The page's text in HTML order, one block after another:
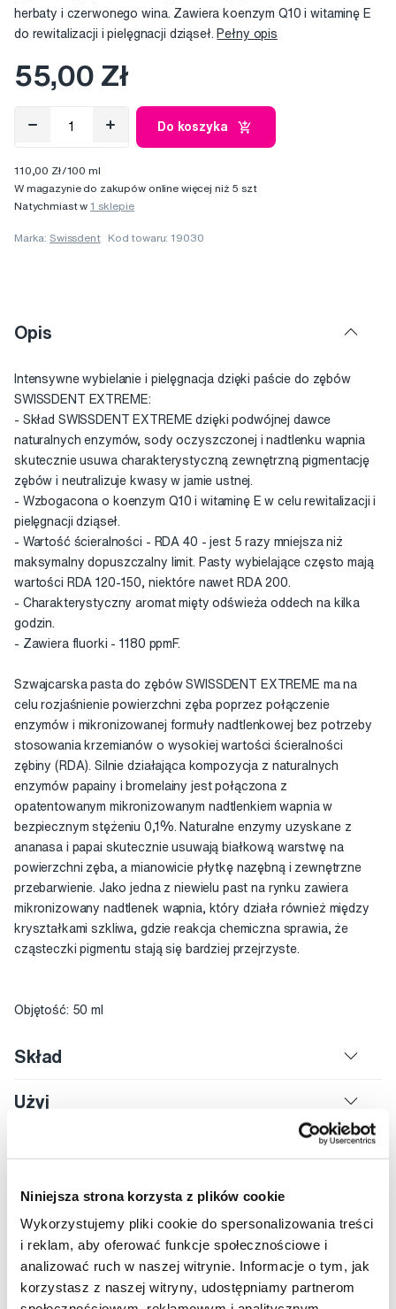
Niniejsza strona korzysta z plików cookie
Wykorzystujemy pliki cookie do spersonalizowania treści
i reklam, aby oferować funkcje społecznościowe i
analizować ruch w naszej witrynie. Informacje o tym, jak
korzystasz z naszej witryny, udostępniamy partnerom
herbaty i czerwonego wina. Zawiera koenzym Q10 i witaminę E
do rewitalizacji i pielęgnacji dziąseł. Pełny opis
55,00 Zł
Do koszyka
110,00 Zł/100 ml
W magazynie do zakupów online więcej niż 5 szt
Natychmiast w1 sklepie
Marka:Swissdent Kod towaru: 19030
Opis
Intensywne wybielanie i pielęgnacja dzięki paście do zębów
SWISSDENT EXTREME:
- Skład SWISSDENT EXTREME dzięki podwójnej dawce
naturalnych enzymów, sody oczyszczonej i nadtlenku wapnia
skutecznie usuwa charakterystyczną zewnętrzną pigmentację
zębów i neutralizuje kwasy w jamie ustnej.
- Wzbogacona o koenzym Q10 i witaminę E w celu rewitalizacji i
pielęgnacji dziąseł.
- Wartość ścieralności - RDA 40 - jest 5 razy mniejsza niż
maksymalny dopuszczalny limit. Pasty wybielające często mają
wartości RDA 120-150, niektóre nawet RDA 200.
- Charakterystyczny aromat mięty odświeża oddech na kilka
godzin.
- Zawiera fluorki - 1180 ppmF.
Szwajcarska pasta do zębów SWISSDENT EXTREME ma na
celu rozjaśnienie powierzchni zęba poprzez połączenie
enzymów i mikronizowanej formuły nadtlenkowej bez potrzeby
stosowania krzemianów o wysokiej wartości ścieralności
zębiny (RDA). Silnie działająca kompozycja z naturalnych
enzymów papainy i bromelainy jest połączona z
opatentowanym mikronizowanym nadtlenkiem wapnia w
bezpiecznym stężeniu 0,1%. Naturalne enzymy uzyskane z
ananasa i papai skutecznie usuwają białkową warstwę na
powierzchni zęba, a mianowicie płytkę nazębną i zewnętrzne
przebarwienie. Jako jedna z niewielu past na rynku zawiera
mikronizowany nadtlenek wapnia, który działa również między
kryształkami szkliwa, gdzie reakcja chemiczna sprawia, że
cząsteczki pigmentu stają się bardziej przejrzyste.
Objętość: 50 ml
Skład
Użyj
Ocena
Rekomendowane produkty